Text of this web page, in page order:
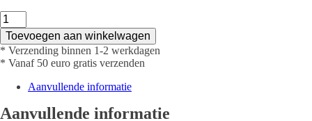
Top
-
Sesto
10mm
Gold
Powder
aantal
Toevoegen aan winkelwagen
* Verzending binnen 1-2 werkdagen
* Vanaf 50 euro gratis verzenden
Aanvullende informatie
Aanvullende informatie